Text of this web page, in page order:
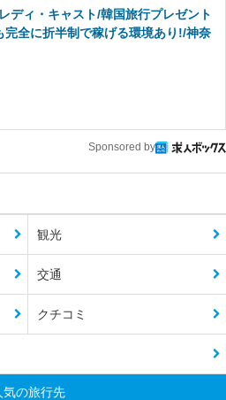
ディ・キャスト/韓国旅行プレゼント
全に折半制で稼げる環境あり!/神奈
Sponsored by
観光
交通
クチコミ
気の旅行先